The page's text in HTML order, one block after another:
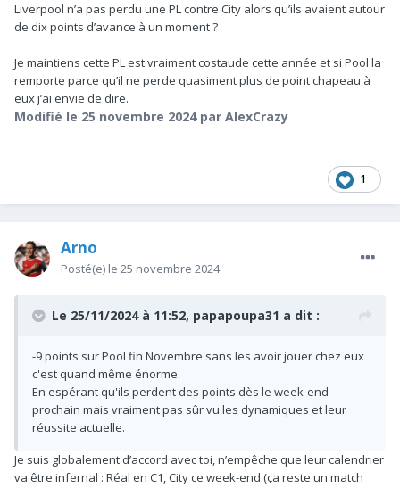
Liverpool n’a pas perdu une PL contre City alors qu’ils avaient autour
de dix points d’avance à un moment ?
Je maintiens cette PL est vraiment costaude cette année et si Pool la
remporte parce qu’il ne perde quasiment plus de point chapeau à
eux j’ai envie de dire.
Modifié le 25 novembre 2024par AlexCrazy
1
Arno
Posté(e) le 25 novembre 2024
Le 25/11/2024 à 11:52, papapoupa31 a dit :
-9 points sur Pool fin Novembre sans les avoir jouer chez eux
c'est quand même énorme.
En espérant qu'ils perdent des points dès le week-end
prochain mais vraiment pas sûr vu les dynamiques et leur
réussite actuelle.
Je suis globalement d’accord avec toi, n’empêche que leur calendrier
va être infernal : Réal en C1, City ce week-end (ça reste un match